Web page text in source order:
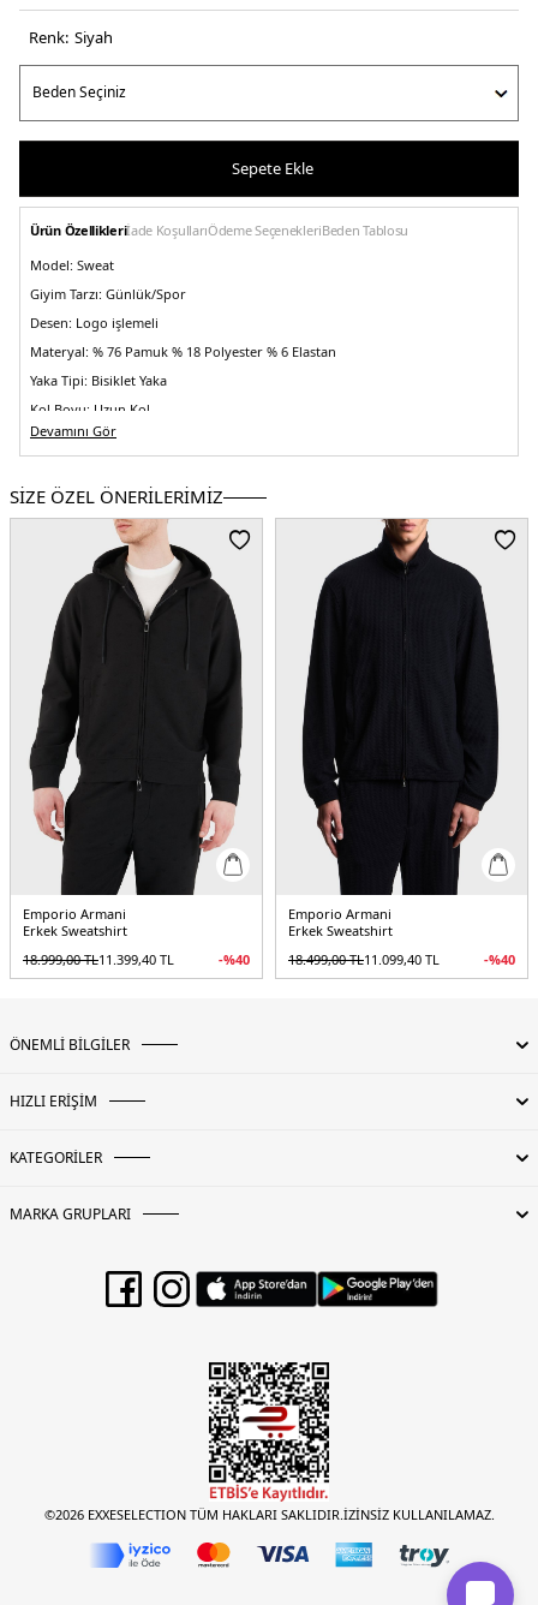
Renk: si̇yah
Sepete Ekle
Ürün Özellikleriİade KoşullarıÖdeme SeçenekleriBeden Tablosu
Model: Sweat
Giyim Tarzı: Günlük/Spor
Desen: Logo işlemeli
Materyal: % 76 Pamuk % 18 Polyester % 6 Elastan
Yaka Tipi: Bisiklet Yaka
Kol Boyu: Uzun Kol
Kalıp Bilgisi:Regular Fit
Menşei:Kamboçya
Detaylar:- Ribanalı etek ucu ve manşetler
5DK1EM002919AF10013UC001.07
Devamını Gör
SİZE ÖZEL ÖNERİLERİMİZ
Emporio Armani
Erkek Sweatshirt
18.999,00TL11.399,40 TL -%40
Emporio Armani
Erkek Sweatshirt
18.499,00TL11.099,40 TL -%40
ÖNEMLİ BİLGİLER
HIZLI ERİŞİM
KATEGORİLER
MARKA GRUPLARI
©2026 EXXESELECTION TÜM HAKLARI SAKLIDIR.İZİNSİZ KULLANILAMAZ.